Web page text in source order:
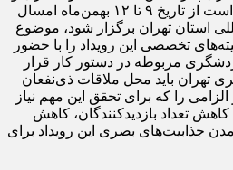
صنایع وابسته تهران که قرار است از تاریخ ۹ تا ۱۲ بهمن‌ماه امسال
استان تهران برگزار شود، موضوع
تخصصی این رویداد را با حضور
مربوطه در دستور کار قرار
تهران باید محل ملاقات ذی‌نفعان
را که برای تحقق این مهم نیاز
کاهش تعداد بازدیدکنندگان، کاهش
جذابیت‌های بصری این رویداد برای